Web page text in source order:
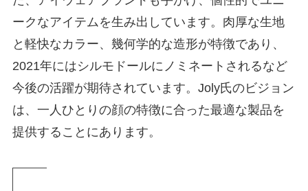
ークなアイテムを生み出しています。肉厚な生地
と軽快なカラー、幾何学的な造形が特徴であり、
2021年にはシルモドールにノミネートされるなど
今後の活躍が期待されています。Joly氏のビジョン
は、一人ひとりの顔の特徴に合った最適な製品を
提供することにあります。